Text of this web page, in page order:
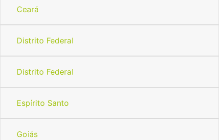
Ceará
Distrito Federal
Distrito Federal
Espírito Santo
Goiás